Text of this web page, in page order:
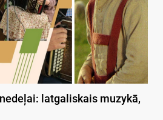
latgaliskais muzykā,